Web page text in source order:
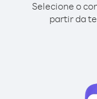
Selecione o
partir da